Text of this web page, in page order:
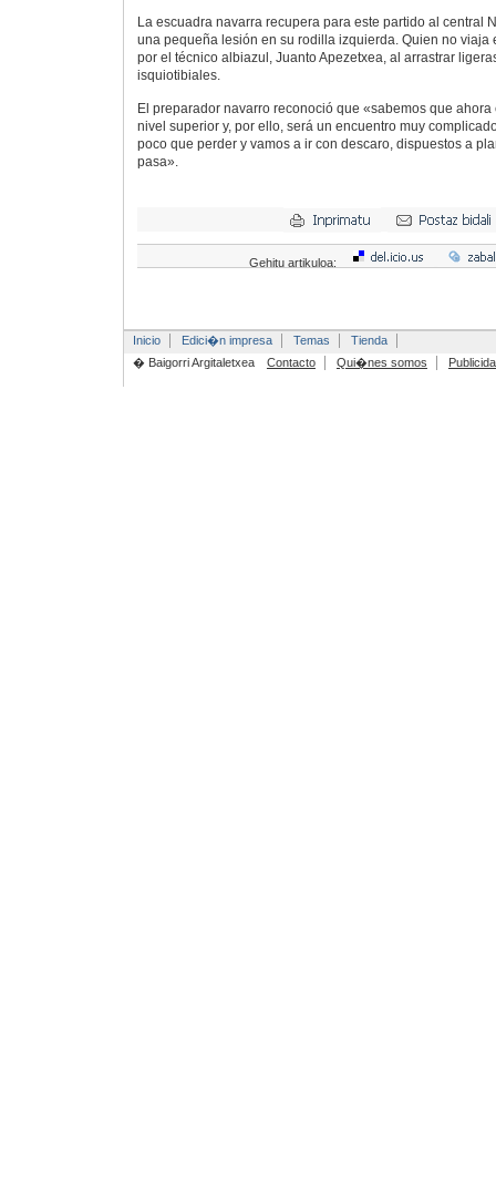
La escuadra navarra recupera para este partido al central
una pequeña lesión en su rodilla izquierda. Quien no viaja
por el técnico albiazul, Juanto Apezetxea, al arrastrar
isquiotibiales.
El preparador navarro reconoció que «sabemos que
nivel superior y, por ello, será un encuentro muy
poco que perder y vamos a ir con descaro, dispuestos a
pasa».
Gehitu artikuloa:
Inicio Edici�n impresa Temas
Tienda
� Baigorri Argitaletxea
Contacto Qui�nes somos